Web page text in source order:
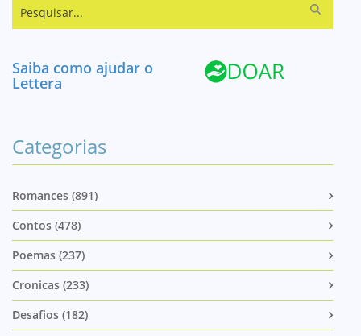
Saiba como ajudar o
Lettera
Categorias
Romances (891)
Contos (478)
Poemas (237)
Cronicas (233)
Desafios (182)